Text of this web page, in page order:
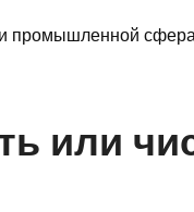
промышленной
или